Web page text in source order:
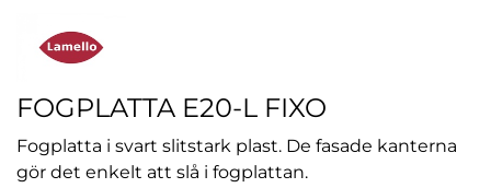
FOGPLATTA E20-L FIXO
Fogplatta i svart slitstark plast. De fasade kanterna
gör det enkelt att slå i fogplattan.